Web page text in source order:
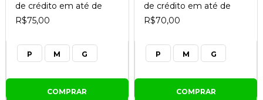
de crédito em até de
R$75,00
P M G
COMPRAR
de crédito em até de
R$70,00
P M G
COMPRAR